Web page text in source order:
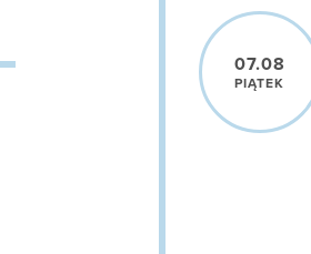
07.08
PIĄTEK